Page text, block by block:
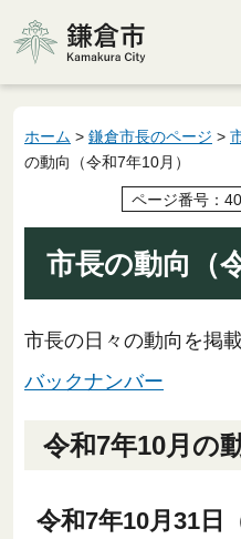
鎌倉市
ホーム > 鎌倉市長のページ >
の動向（令和7年10月）
ページ番号：
市長の動向（
市長の日々の動向を掲
バックナンバー
令和7年10月の
令和7年10月31日